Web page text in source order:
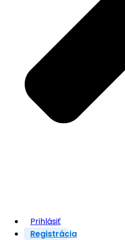
Prihlásiť
Registrácia